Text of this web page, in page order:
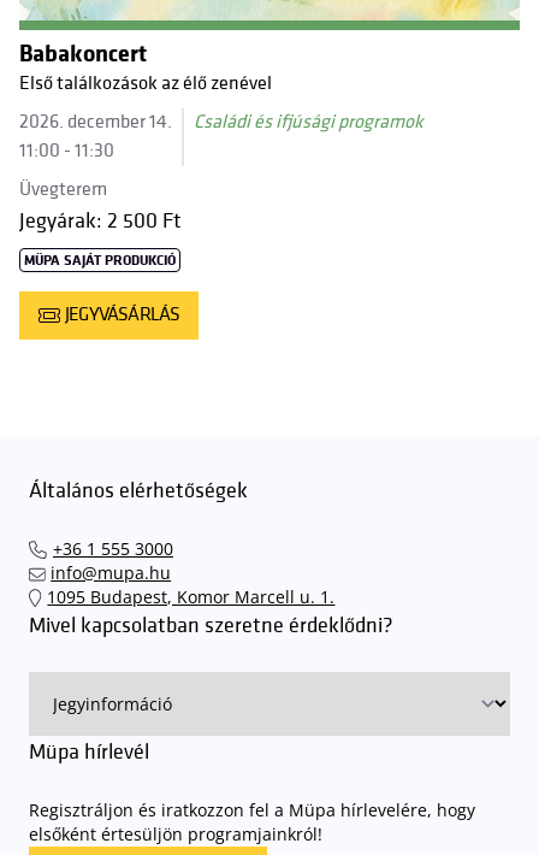
Babakoncert
Első találkozások az élő zenével
2026. december 14.
11:00 - 11:30
Családi és ifjúsági programok
Üvegterem
Jegyárak: 2 500 Ft
MÜPA SAJÁT PRODUKCIÓ
JEGYVÁSÁRLÁS
Általános elérhetőségek
+36 1 555 3000
info@mupa.hu
1095 Budapest, Komor Marcell u. 1.
Mivel kapcsolatban szeretne érdeklődni?
Müpa hírlevél
Regisztráljon és iratkozzon fel a Müpa hírlevelére, hogy
elsőként értesüljön programjainkról!